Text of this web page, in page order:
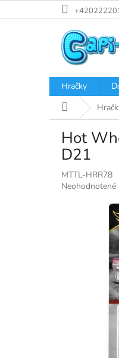
na
Hračky
Domov
Hot
D21
MTTL-HRR78
Priemerné
Neohodnotené